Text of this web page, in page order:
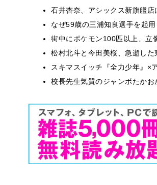
石井杏奈、アシックス新旗艦
なぜ59歳の三浦知良選手を起
街中にポケモン100匹以上、
松村北斗と今田美桜、急逝し
スキマスイッチ『全力少年』
校長先生気質のジャンボたか